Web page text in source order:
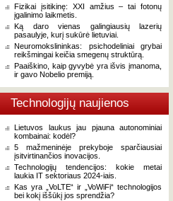
Fizikai įsitikinę: XXI amžius – tai fotonų
įgalinimo laikmetis.
Ką daro vienas galingiausių lazerių
pasaulyje, kurį sukūrė lietuviai.
Neuromokslininkas: psichodeliniai grybai
reikšmingai keičia smegenų struktūrą.
Paaiškino, kaip gyvybė yra išvis įmanoma,
ir gavo Nobelio premiją.
Technologijų naujienos
Lietuvos laukus jau pjauna autonominiai
kombainai: kodėl?
5 mažmeninėje prekyboje sparčiausiai
įsitvirtinančios inovacijos.
Technologijų tendencijos: kokie metai
laukia IT sektoriaus 2024-iais.
Kas yra „VoLTE“ ir „VoWiFi“ technologijos
bei kokį iššūkį jos sprendžia?